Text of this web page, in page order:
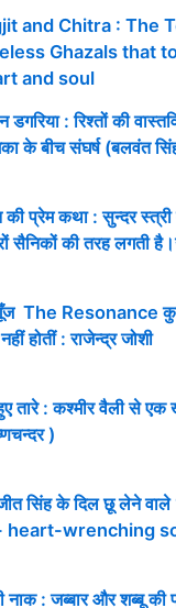
and Chitra : The
Ghazals that
and soul
डगरिया : रिश्तों की
के बीच संघर्ष (बलवंत
प्रेम कथा : सुन्दर स्त्री
सैनिकों की तरह लगती
The Resonance
होतीं : राजेन्द्र जोशी
तारे : कश्मीर वैली से एक
)
सिंह के दिल छू लेने वाले
heart-wrenching
नाक : जब्बार और शब्बू की